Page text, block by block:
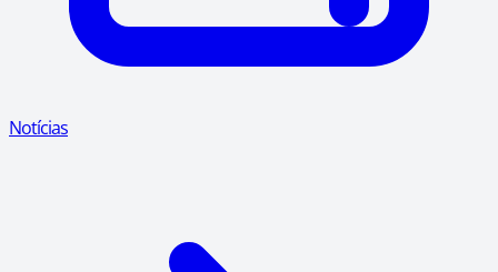
Notícias